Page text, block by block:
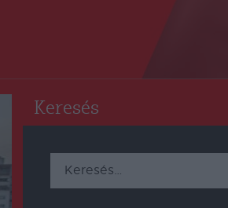
Keresés
Keresés: